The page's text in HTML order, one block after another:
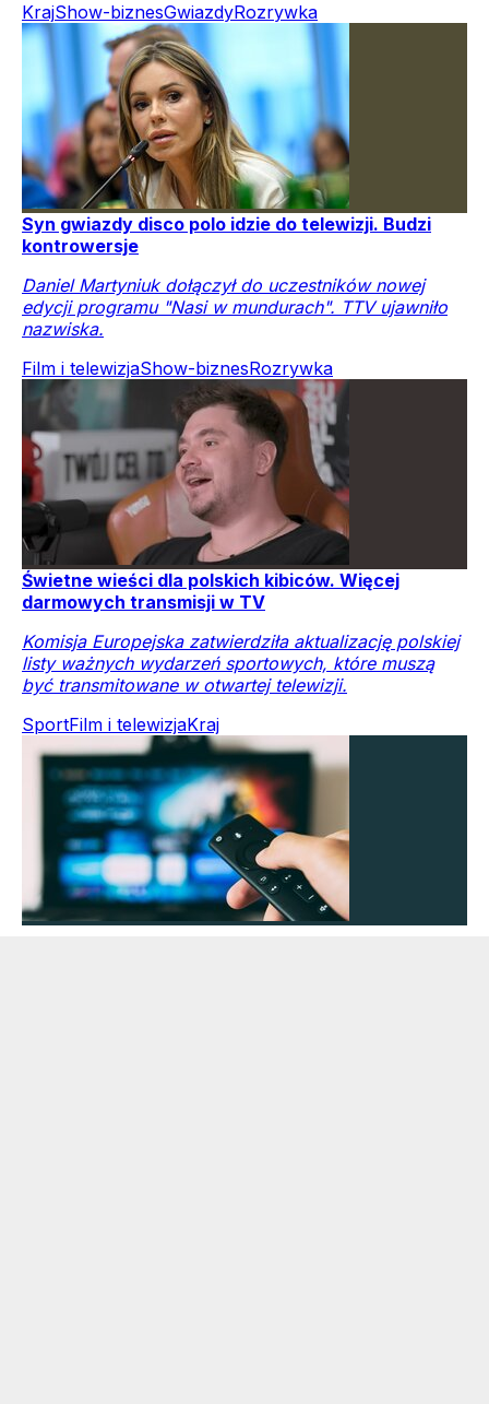
KrajShow-biznesGwiazdyRozrywka
Syn gwiazdy disco polo idzie do telewizji. Budzi
kontrowersje
Daniel Martyniuk dołączył do uczestników nowej
edycji programu "Nasi w mundurach". TTV ujawniło
nazwiska.
Film i telewizjaShow-biznesRozrywka
Świetne wieści dla polskich kibiców. Więcej
darmowych transmisji w TV
Komisja Europejska zatwierdziła aktualizację polskiej
listy ważnych wydarzeń sportowych, które muszą
być transmitowane w otwartej telewizji.
SportFilm i telewizjaKraj